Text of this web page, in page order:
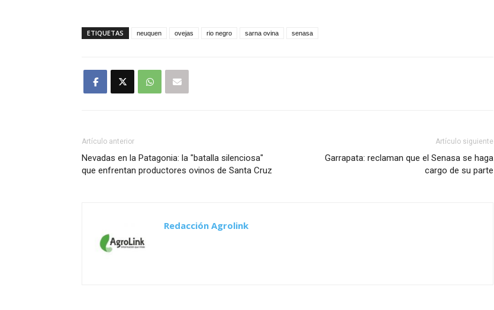
ETIQUETAS neuquen ovejas rio negro sarna ovina senasa
Artículo anterior
Nevadas en la Patagonia: la "batalla silenciosa"
que enfrentan productores ovinos de Santa Cruz
Artículo siguiente
Garrapata: reclaman que el Senasa se haga
cargo de su parte
Redacción Agrolink